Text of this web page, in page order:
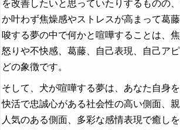
を改善したいと思っていたりするものの
か叶わず焦燥感やストレスが高まって葛
唆する夢の中で何かと喧嘩することは、焦
怒りや不快感、葛藤、自己表現、自己ア
どの象徴です。
そして、犬が喧嘩する夢は、あなた自身
快活で忠誠心がある社会性の高い側面、
人気のある側面、多彩な感情表現で癒し